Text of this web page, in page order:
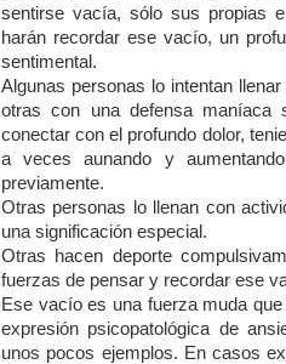
sentirse vacía, sólo sus propias
harán recordar ese vacío, un
sentimental.
Algunas personas lo intentan
otras con una defensa maníaca
conectar con el profundo dolor,
a veces aunando y
previamente.
Otras personas lo llenan con
una significación especial.
Otras hacen deporte
fuerzas de pensar y recordar ese
Ese vacío es una fuerza muda
expresión psicopatológica de
unos pocos ejemplos. En casos